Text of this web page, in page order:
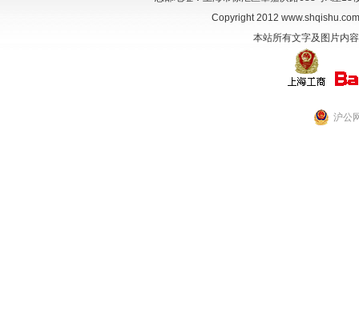
Copyright 2012 www.shqishu.com
本站所有文字及图片内
沪公